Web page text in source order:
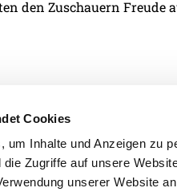
Cookies
um Inhalte und Anzeigen zu
Zugriffe auf unsere
unserer Website
den Zuschauern Freude
IMPRESSUM